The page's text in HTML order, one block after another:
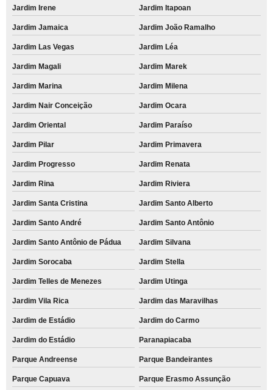
Jardim Irene Jardim Itapoan
Jardim Jamaica Jardim João Ramalho
Jardim Las Vegas Jardim Léa
Jardim Magali Jardim Marek
Jardim Marina Jardim Milena
Jardim Nair Conceição Jardim Ocara
Jardim Oriental Jardim Paraíso
Jardim Pilar Jardim Primavera
Jardim Progresso Jardim Renata
Jardim Rina Jardim Riviera
Jardim Santa Cristina Jardim Santo Alberto
Jardim Santo André Jardim Santo Antônio
Jardim Santo Antônio de Pádua Jardim Silvana
Jardim Sorocaba Jardim Stella
Jardim Telles de Menezes Jardim Utinga
Jardim Vila Rica Jardim das Maravilhas
Jardim de Estádio Jardim do Carmo
Jardim do Estádio Paranapiacaba
Parque Andreense Parque Bandeirantes
Parque Capuava Parque Erasmo Assunção